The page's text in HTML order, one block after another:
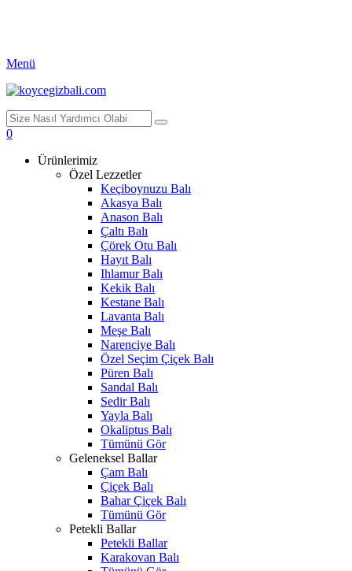
Menü
0
Ürünlerimiz
Özel Lezzetler
Keçiboynuzu Balı
Akasya Balı
Anason Balı
Çaltı Balı
Çörek Otu Balı
Hayıt Balı
Ihlamur Balı
Kekik Balı
Kestane Balı
Lavanta Balı
Meşe Balı
Narenciye Balı
Özel Seçim Çiçek Balı
Püren Balı
Sandal Balı
Sedir Balı
Yayla Balı
Okaliptus Balı
Tümünü Gör
Geleneksel Ballar
Çam Balı
Çiçek Balı
Bahar Çiçek Balı
Tümünü Gör
Petekli Ballar
Petekli Ballar
Karakovan Balı